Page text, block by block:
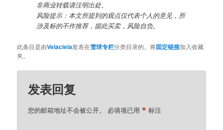
非商业转载请注明出处。
风险提示：本文所提到的观点仅代表个人的意见，所
涉及标的不作推荐，据此买卖，风险自负。
此条目是由Velaciela发表在雪球专栏分类目录的。将固定链接加入收藏
夹。
发表回复
您的邮箱地址不会被公开。 必填项已用* 标注